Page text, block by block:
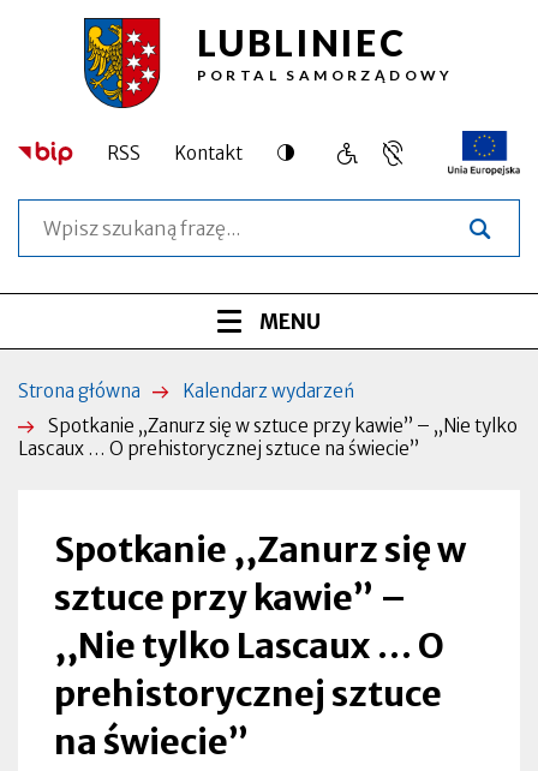
Spotkanie
,,Zanurz
się
w
sztuce
przy
kawie”
–
,,Nie
prehistorycznej
sztuce
Przejdź
treści
Przejdź
głównego
Przejdź
wyszukiwarki
Przejdź
stopki
LUBLINIEC
PORTAL SAMORZĄDOWY
RSS Kontakt Dostępność
migowy,
niesłyszących
Obsługa
osób
szczególnych
Otworzy
się
serwisu
ROZWIŃ
MENU
Ścieżka
nawigacyjna
Strona główna
Kalendarz wydarzeń
Spotkanie ,,Zanurz się w sztuce przy kawie” – ,,Nie tylko
Lascaux … O prehistorycznej sztuce na świecie”
Spotkanie ,,Zanurz się w
sztuce przy kawie” –
,,Nie tylko Lascaux … O
prehistorycznej sztuce
na świecie”